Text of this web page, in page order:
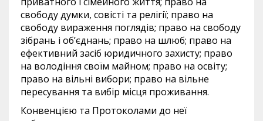
свободу думки, совісті та релігії; право на
свободу вираження поглядів; право на свободу
зібрань і об’єднань; право на шлюб; право на
ефективний засіб юридичного захисту; право
на володіння своїм майном; право на освіту;
право на вільні вибори; право на вільне
пересування та вибір місця проживання.
Конвенцією та Протоколами до неї